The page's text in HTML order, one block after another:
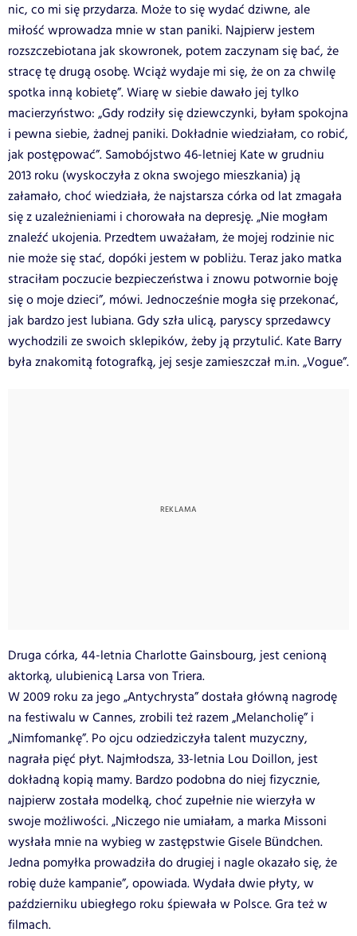
nic, co mi się przydarza. Może to się wydać dziwne, ale
miłość wprowadza mnie w stan paniki. Najpierw jestem
rozszczebiotana jak skowronek, potem zaczynam się bać, że
stracę tę drugą osobę. Wciąż wydaje mi się, że on za chwilę
spotka inną kobietę”. Wiarę w siebie dawało jej tylko
macierzyństwo: „Gdy rodziły się dziewczynki, byłam spokojna
i pewna siebie, żadnej paniki. Dokładnie wiedziałam, co robić,
jak postępować”. Samobójstwo 46-letniej Kate w grudniu
2013 roku (wyskoczyła z okna swojego mieszkania) ją
załamało, choć wiedziała, że najstarsza córka od lat zmagała
się z uzależnieniami i chorowała na depresję. „Nie mogłam
znaleźć ukojenia. Przedtem uważałam, że mojej rodzinie nic
nie może się stać, dopóki jestem w pobliżu. Teraz jako matka
straciłam poczucie bezpieczeństwa i znowu potwornie boję
się o moje dzieci”, mówi. Jednocześnie mogła się przekonać,
jak bardzo jest lubiana. Gdy szła ulicą, paryscy sprzedawcy
wychodzili ze swoich sklepików, żeby ją przytulić. Kate Barry
była znakomitą fotografką, jej sesje zamieszczał m.in. „Vogue”.
Druga córka, 44-letnia Charlotte Gainsbourg, jest cenioną
aktorką, ulubienicą Larsa von Triera.
W 2009 roku za jego „Antychrysta” dostała główną nagrodę
na festiwalu w Cannes, zrobili też razem „Melancholię” i
„Nimfomankę”. Po ojcu odziedziczyła talent muzyczny,
nagrała pięć płyt. Najmłodsza, 33-letnia Lou Doillon, jest
dokładną kopią mamy. Bardzo podobna do niej fizycznie,
najpierw została modelką, choć zupełnie nie wierzyła w
swoje możliwości. „Niczego nie umiałam, a marka Missoni
wysłała mnie na wybieg w zastępstwie Gisele Bündchen.
Jedna pomyłka prowadziła do drugiej i nagle okazało się, że
robię duże kampanie”, opowiada. Wydała dwie płyty, w
październiku ubiegłego roku śpiewała w Polsce. Gra też w
filmach.